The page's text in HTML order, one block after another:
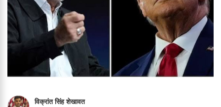
विक्रांत सिंह शेखावत